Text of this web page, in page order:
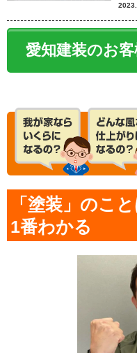
愛知建装のお
「塗装」のこ
1番わかる